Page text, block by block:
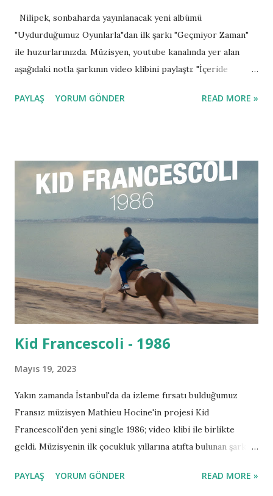
Nilipek, sonbaharda yayınlanacak yeni albümü
"Uydurduğumuz Oyunlarla"dan ilk şarkı "Geçmiyor Zaman"
ile huzurlarınızda. Müzisyen, youtube kanalında yer alan
aşağıdaki notla şarkının video klibini paylaştı: "İçeride
elbet bitecek. Ama bitmeye yakın sanki zaman yavaşlıyor."
PAYLAŞ YORUM GÖNDER READ MORE »
Kid Francescoli - 1986
Mayıs 19, 2023
Yakın zamanda İstanbul'da da izleme fırsatı bulduğumuz
Fransız müzisyen Mathieu Hocine'in projesi Kid
Francescoli'den yeni single 1986; video klibi ile birlikte
geldi. Müzisyenin ilk çocukluk yıllarına atıfta bulunan şarkı
yıldan alıyor, bir insan olarak ilk anılarım ve Marsilya'ya
PAYLAŞ YORUM GÖNDER READ MORE »